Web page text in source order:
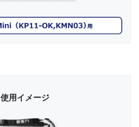
使用イメージ